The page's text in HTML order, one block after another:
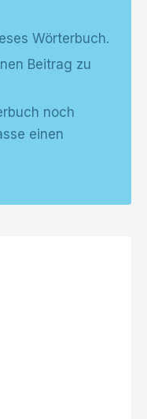
Wörterbuch.
Beitrag zu
noch
einen